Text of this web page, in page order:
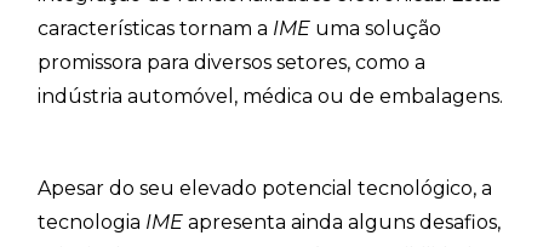
características tornam a IME uma solução
promissora para diversos setores, como a
indústria automóvel, médica ou de embalagens.
Apesar do seu elevado potencial tecnológico, a
tecnologia IME apresenta ainda alguns desafios,